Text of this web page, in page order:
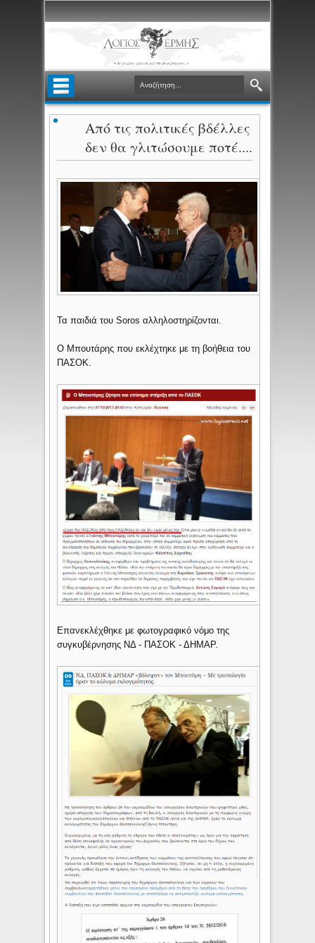
Από τις πολιτικές βδέλλες
δεν θα γλιτώσουμε ποτέ....
Τα παιδιά του Soros αλληλοστηρίζονται.
Ο Μπουτάρης που εκλέχτηκε με τη βοήθεια του
ΠΑΣΟΚ.
Επανεκλέχθηκε με φωτογραφικό νόμο της
συγκυβέρνησης ΝΔ - ΠΑΣΟΚ - ΔΗΜΑΡ.